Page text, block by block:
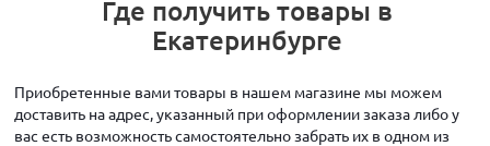
Где получить товары в
Екатеринбурге
Приобретенные вами товары в нашем магазине мы можем
доставить на адрес, указанный при оформлении заказа либо у
вас есть возможность самостоятельно забрать их в одном из